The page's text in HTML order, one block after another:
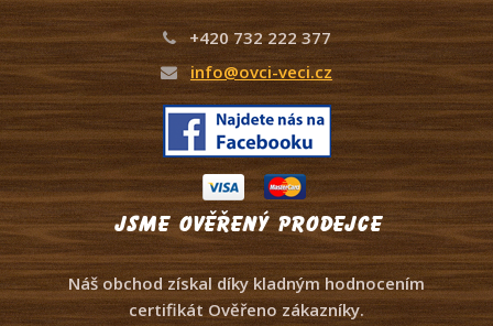
+420 732 222 377
info@ovci-veci.cz
Jsme ověřený prodejce
Náš obchod získal díky kladným hodnocením
certifikát Ověřeno zákazníky.